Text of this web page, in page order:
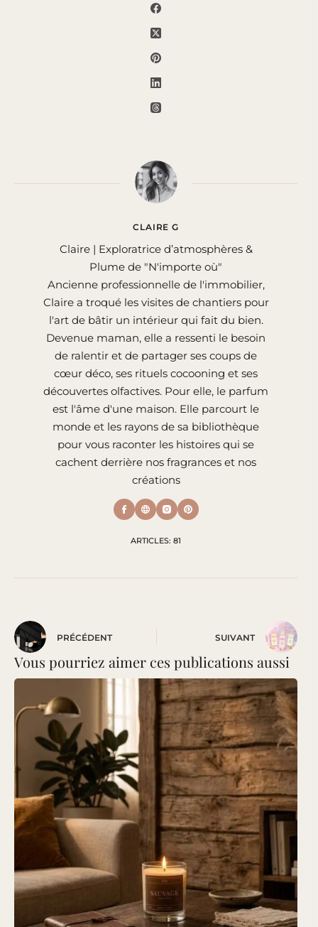
CLAIRE G
Claire | Exploratrice d’atmosphères &
Plume de "N'importe où"
Ancienne professionnelle de l'immobilier,
Claire a troqué les visites de chantiers pour
l'art de bâtir un intérieur qui fait du bien.
Devenue maman, elle a ressenti le besoin
de ralentir et de partager ses coups de
cœur déco, ses rituels cocooning et ses
découvertes olfactives. Pour elle, le parfum
est l'âme d'une maison. Elle parcourt le
monde et les rayons de sa bibliothèque
pour vous raconter les histoires qui se
cachent derrière nos fragrances et nos
créations
ARTICLES: 81
PRÉCÉDENT SUIVANT
Vous pourriez aimer ces publications aussi